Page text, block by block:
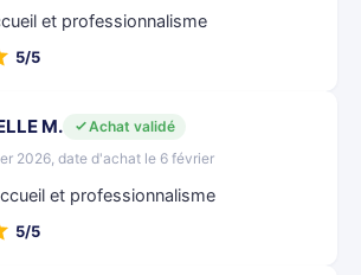
et professionnalisme
5/5
M.
Achat validé
2026, date d'achat le 6 février
et professionnalisme
5/5